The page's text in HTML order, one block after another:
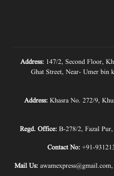
Address: 147/2, Second Floor,
Ghat Street, Near- Umer bin
Address: Khasra No. 272/9,
Regd. Office: B-278/2, Fazal
Contact No: +91-
Mail Us: awamexpress@gmail.com,